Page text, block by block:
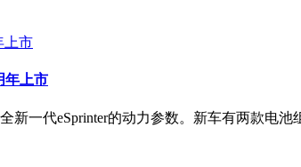
年上市
新一代eSprinter的动力参数。新车有两款电